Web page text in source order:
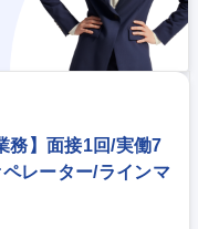
務】面接1回/実働7
レーター/ラインマ